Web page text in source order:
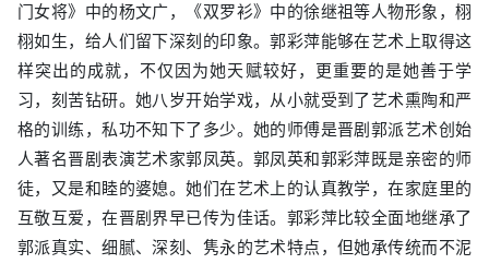
门女将》中的杨文广，《双罗衫》中的徐继祖等人物形象，栩
栩如生，给人们留下深刻的印象。郭彩萍能够在艺术上取得这
样突出的成就，不仅因为她天赋较好，更重要的是她善于学
习，刻苦钻研。她八岁开始学戏，从小就受到了艺术熏陶和严
格的训练，私功不知下了多少。她的师傅是晋剧郭派艺术创始
人著名晋剧表演艺术家郭凤英。郭凤英和郭彩萍既是亲密的师
徒，又是和睦的婆媳。她们在艺术上的认真教学，在家庭里的
互敬互爱，在晋剧界早已传为佳话。郭彩萍比较全面地继承了
郭派真实、细腻、深刻、隽永的艺术特点，但她承传统而不泥